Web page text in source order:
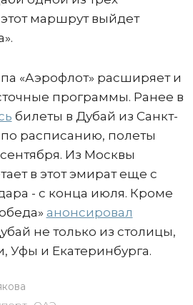
маршрут выйдет
«Аэрофлот» расширяет и
программы. Ранее в
билеты в Дубай из Санкт-
по расписанию, полеты
сентября. Из Москвы
в этот эмират еще с
- с конца июля. Кроме
анонсировал
не только из столицы,
Уфы и Екатеринбурга.